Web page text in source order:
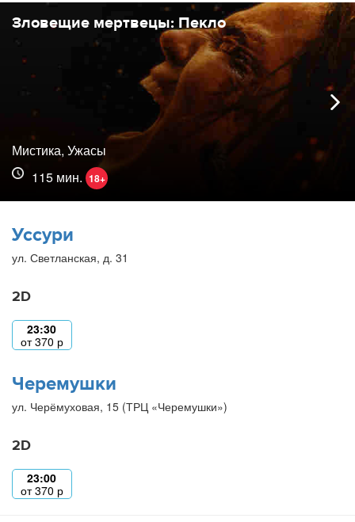
Зловещие мертвецы: Пекло
Мистика, Ужасы
115 мин. 18+
Уссури
ул. Светланская, д. 31
2D
23:30
от370 р
Черемушки
ул. Черёмуховая, 15 (ТРЦ «Черемушки»)
2D
23:00
от370 р